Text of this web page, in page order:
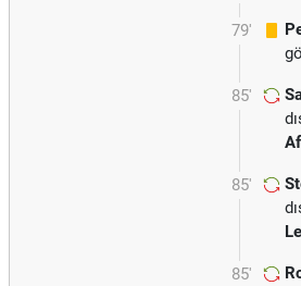
79'
85'
85'
85'